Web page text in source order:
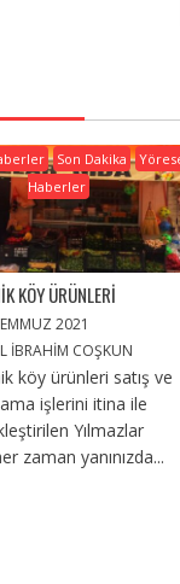
Son Dakika
Haberler
KÖY ÜRÜNLERI
2021
İBRAHIM COŞKUN
köy ürünleri satış ve
işlerini itina ile
Yılmazlar
zaman yanınızda...